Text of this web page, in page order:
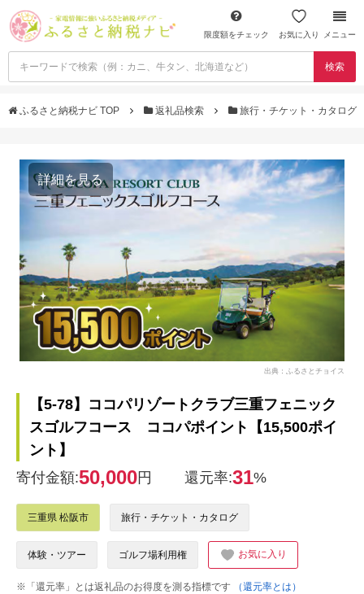
限度額をチェック お気に入り メニュー
検索
ふるさと納税ナビ TOP 返礼品検索 旅行・チケット・カタログ
詳細を見る
出典：ふるさとチョイス
【5-78】ココパリゾートクラブ三重フェニック
スゴルフコース ココパポイント【15,500ポイ
ント】
寄付金額:50,000円 還元率:31%
三重県 松阪市 旅行・チケット・カタログ
体験・ツアー ゴルフ場利用権 お気に入り
※「還元率」とは返礼品のお得度を測る指標です
（還元率とは）